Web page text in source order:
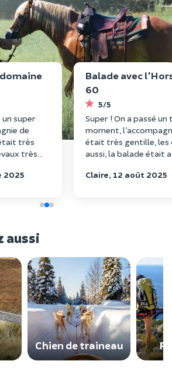
un super
de
très
très
2025
Balade avec
60
5/5
Super ! On a passé un
moment,
était très gentille, les
aussi, la balade était
recommande à 100%
Claire, 12 août 2025
aussi
Chien de traineau